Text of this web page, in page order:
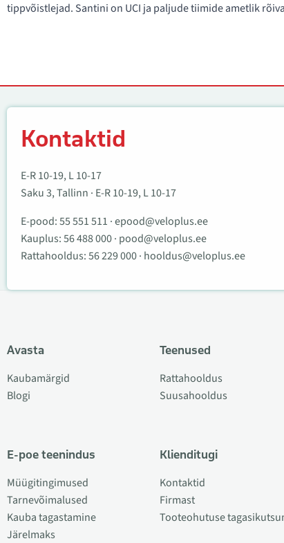
tippvõistlejad. Santini on UCI ja paljude tiimide ametlik
Kontaktid
E-R 10-19, L 10-17
Saku 3, Tallinn · E-R 10-19, L 10-17
E-pood:55 551 511 ·epood@veloplus.ee
Kauplus:56 488 000· pood@veloplus.ee
Rattahooldus:56 229 000· hooldus@veloplus.ee
Avasta
Kaubamärgid
Blogi
E-poe teenindus
Müügitingimused
Tarnevõimalused
Kauba tagastamine
Järelmaks
Teenused
Rattahooldus
Suusahooldus
Klienditugi
Kontaktid
Firmast
Tooteohutuse